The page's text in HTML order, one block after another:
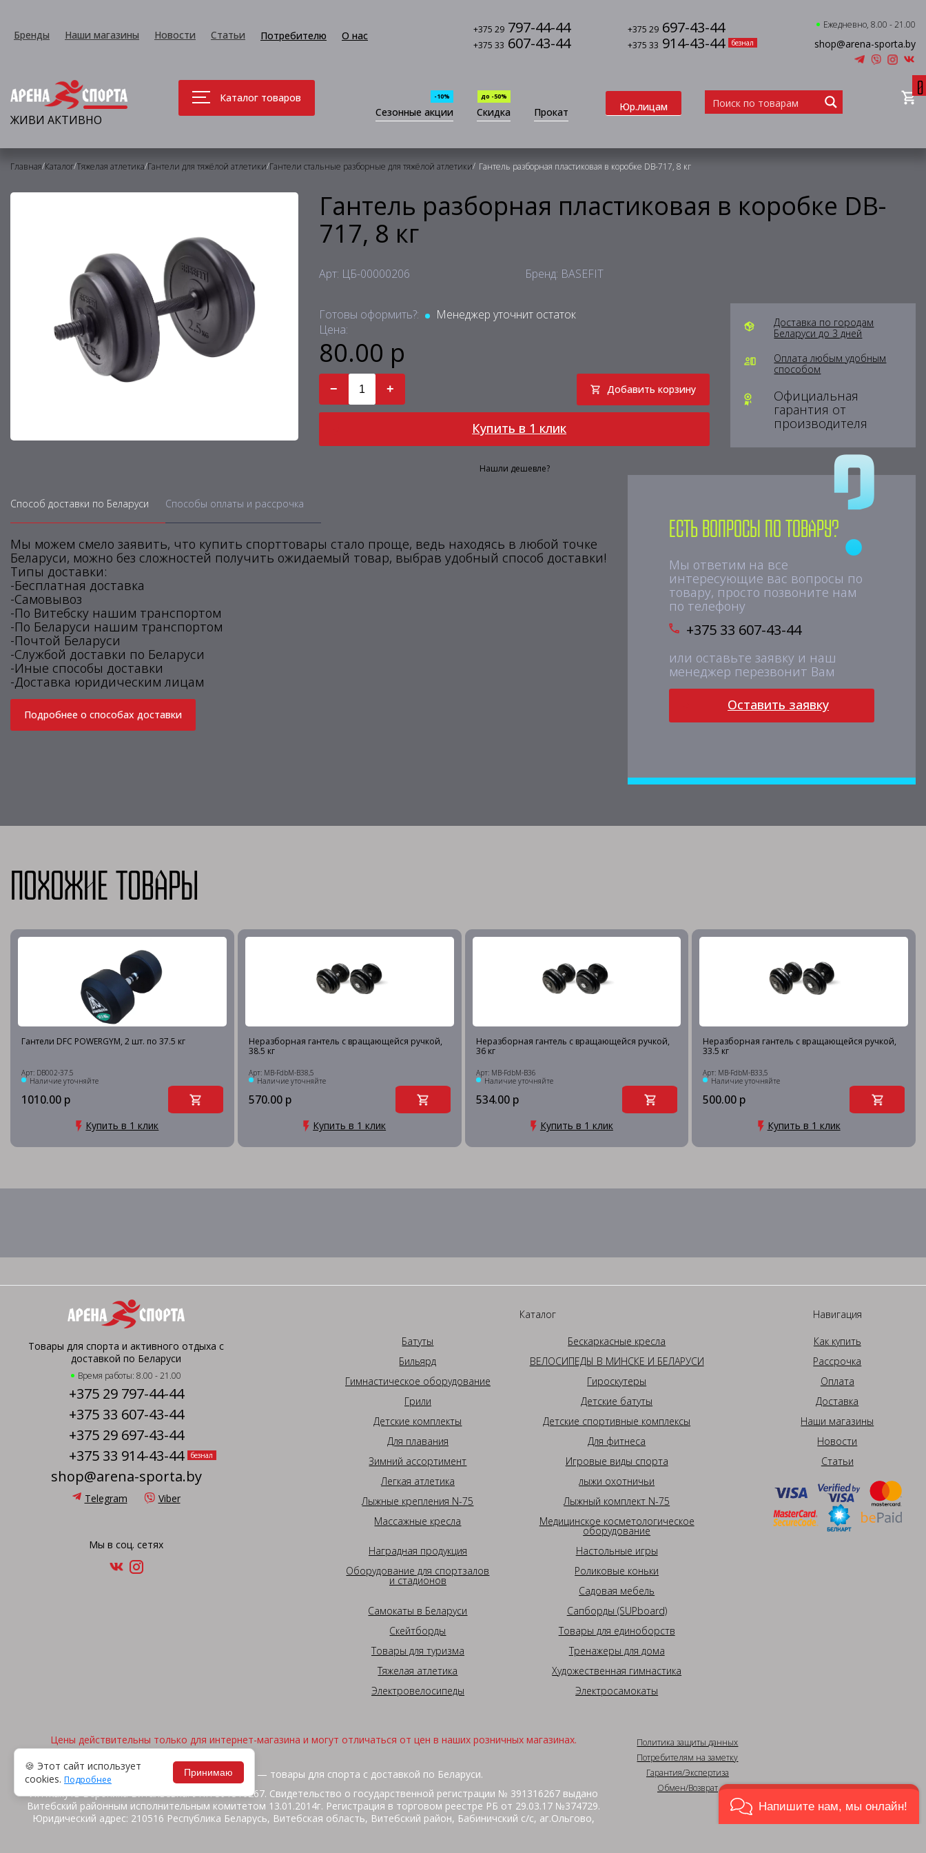
Бренды Наши магазины Новости Статьи Потребителю О нас +375 29 797-44-44 +375 29 697-43-44
+375 33 607-43-44 +375 33 914-43-44 безнал
Ежедневно, 8.00 - 21.00
shop@arena-sporta.by
ЖИВИ АКТИВНО
Каталог товаров
Сезонные акции
-10%
Скидка
до -50%
Прокат Юр.лицам
0
Главная/Каталог/Тяжелая атлетика/Гантели для тяжёлой атлетики/Гантели стальные разборные для тяжёлой атлетики/ Гантель разборная пластиковая в коробке DB-717, 8 кг
Гантель разборная пластиковая в коробке DB-
717, 8 кг
Арт: ЦБ-00000206 Бренд: BASEFIT
Готовы оформить?:
Менеджер уточнит остаток
Цена:
80.00 р
− + Добавить корзину
Купить в 1 клик
Нашли дешевле?
Доставка по городам
Беларуси до 3 дней
Оплата любым удобным
способом
Официальная
гарантия от
производителя
Способ доставки по Беларуси Способы оплаты и рассрочка
Мы можем смело заявить, что купить спорттовары стало проще, ведь находясь в любой точке
Беларуси, можно без сложностей получить ожидаемый товар, выбрав удобный способ доставки!
Типы доставки:
-Бесплатная доставка
-Самовывоз
-По Витебску нашим транспортом
-По Беларуси нашим транспортом
-Почтой Беларуси
-Службой доставки по Беларуси
-Иные способы доставки
-Доставка юридическим лицам
Подробнее о способах доставки
Есть вопросы по товару?
Мы ответим на все
интересующие вас вопросы по
товару, просто позвоните нам
по телефону
+375 33 607-43-44
или оставьте заявку и наш
менеджер перезвонит Вам
Оставить заявку
Похожие товары
Гантели DFC POWERGYM, 2 шт. по 37.5 кг
Арт: DB002-37.5
Наличие уточняйте
1010.00 р
Купить в 1 клик
Неразборная гантель c вращающейся ручкой,
38.5 кг
Арт: MB-FdbM-B38,5
Наличие уточняйте
570.00 р
Купить в 1 клик
Неразборная гантель c вращающейся ручкой,
36 кг
Арт: MB-FdbM-B36
Наличие уточняйте
534.00 р
Купить в 1 клик
Неразборная гантель c вращающейся ручкой,
33.5 кг
Арт: MB-FdbM-B33,5
Наличие уточняйте
500.00 р
Купить в 1 клик
Товары для спорта и активного отдыха с
доставкой по Беларуси
Время работы: 8.00 - 21.00
+375 29 797-44-44
+375 33 607-43-44
+375 29 697-43-44
+375 33 914-43-44
безнал
shop@arena-sporta.by
Telegram Viber
Мы в соц. сетях
Каталог
Батуты
Бескаркасные кресла
Бильярд
ВЕЛОСИПЕДЫ В МИНСКЕ И БЕЛАРУСИ
Гимнастическое оборудование
Гироскутеры
Грили
Детские батуты
Детские комплекты
Детские спортивные комплексы
Для плавания
Для фитнеса
Зимний ассортимент
Игровые виды спорта
Легкая атлетика
лыжи охотничьи
Лыжные крепления N-75
Лыжный комплект N-75
Массажные кресла
Медицинское косметологическое
оборудование
Наградная продукция
Настольные игры
Оборудование для спортзалов
и стадионов
Роликовые коньки
Садовая мебель
Самокаты в Беларуси
Сапборды (SUPboard)
Скейтборды
Товары для единоборств
Товары для туризма
Тренажеры для дома
Тяжелая атлетика
Художественная гимнастика
Электровелосипеды
Электросамокаты
Навигация
Как купить
Рассрочка
Оплата
Доставка
Наши магазины
Новости
Статьи
Цены действительны только для интернет-магазина и могут отличаться от цен в наших розничных магазинах.
2026, © "Арена спорта" — товары для спорта с доставкой по Беларуси.
ИП Жакуть Вероника Витальевна. УНП 391316267. Свидетельство о государственной регистрации № 391316267 выдано
Витебский районным исполнительным комитетом 13.01.2014г. Регистрация в торговом реестре РБ от 29.03.17 №374729.
Юридический адрес: 210516 Республика Беларусь, Витебская область, Витебский район, Бабиничский с/с, аг.Ольгово,
Политика защиты данных
Потребителям на заметку
Гарантия/Экспертиза
Обмен/Возврат
🍪 Этот сайт использует
cookies. Подробнее
Принимаю
Напишите нам, мы онлайн!